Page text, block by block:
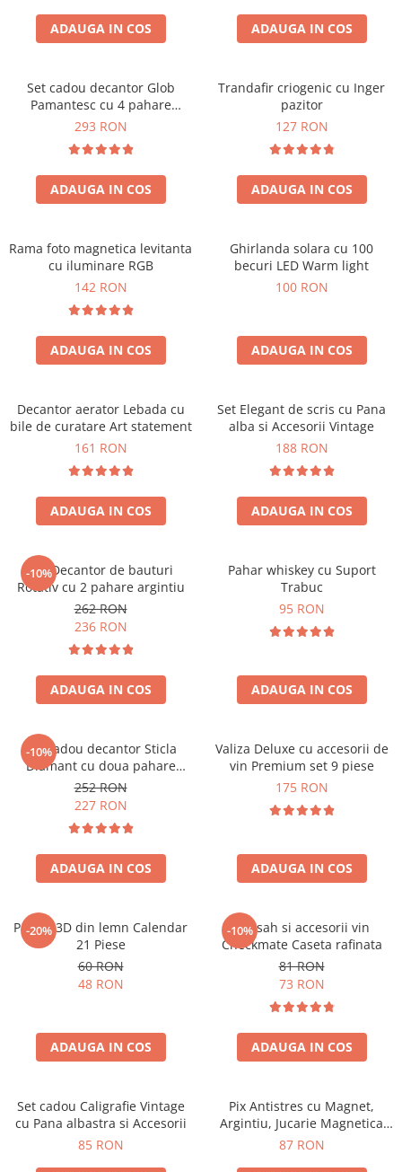
Cadouri Fete
Pentru Copilul din tine
Cadouri de Casa Noua
Cadouri Majorat
Cadouri pentru Nasi
Cadouri pentru Bunici
Cadouri pentru Prieteni
Cel ce are tot
Cadouri Nunta si Cununie civila
Cani si Termosuri
Jocuri si Puzzle
Seturi de caligrafie
Cadouri Sfantul Alexandru
Cadouri Constantin si Elena
Cadouri Sfanta Maria
Cadouri Sfintii Mihail si Gavriil
ADAUGA IN COS ADAUGA IN COS
Set cadou decantor Glob
Pamantesc cu 4 pahare
Deluxe
293 RON
ADAUGA IN COS
Trandafir criogenic cu Inger
pazitor
127 RON
ADAUGA IN COS
Rama foto magnetica levitanta
cu iluminare RGB
142 RON
ADAUGA IN COS
Ghirlanda solara cu 100
becuri LED Warm light
100 RON
ADAUGA IN COS
Decantor aerator Lebada cu
bile de curatare Art statement
161 RON
ADAUGA IN COS
Set Elegant de scris cu Pana
alba si Accesorii Vintage
188 RON
ADAUGA IN COS
-10%
Set Decantor de bauturi
Rotativ cu 2 pahare argintiu
262 RON
236 RON
ADAUGA IN COS
Pahar whiskey cu Suport
Trabuc
95 RON
ADAUGA IN COS
-10%
Set cadou decantor Sticla
Diamant cu doua pahare
Deluxe
252 RON
227 RON
ADAUGA IN COS
Valiza Deluxe cu accesorii de
vin Premium set 9 piese
175 RON
ADAUGA IN COS
-20%
Puzzle 3D din lemn Calendar
21 Piese
60 RON
48 RON
ADAUGA IN COS
-10%
Set sah si accesorii vin
Checkmate Caseta rafinata
81 RON
73 RON
ADAUGA IN COS
Set cadou Caligrafie Vintage
cu Pana albastra si Accesorii
85 RON
Pix Antistres cu Magnet,
Argintiu, Jucarie Magnetica
pentru Birou
87 RON